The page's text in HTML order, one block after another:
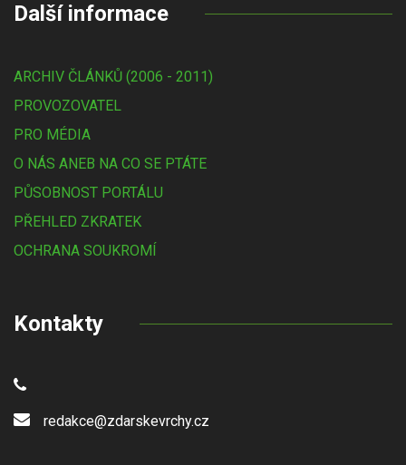
Další informace
ARCHIV ČLÁNKŮ (2006 - 2011)
PROVOZOVATEL
PRO MÉDIA
O NÁS ANEB NA CO SE PTÁTE
PŮSOBNOST PORTÁLU
PŘEHLED ZKRATEK
OCHRANA SOUKROMÍ
Kontakty
redakce@zdarskevrchy.cz